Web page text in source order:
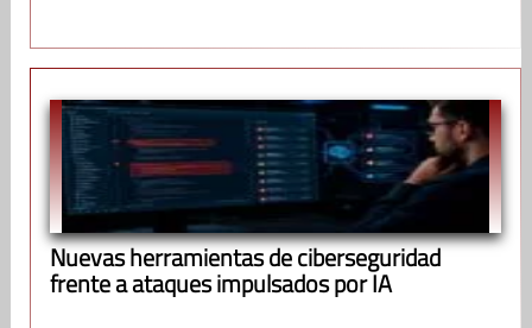
Nuevas herramientas de ciberseguridad
frente a ataques impulsados por IA